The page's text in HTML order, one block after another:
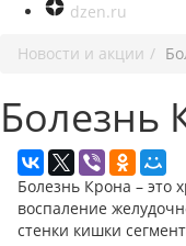
dzen.ru
Новости и акции
Болезнь
Болезнь Крона – это
воспаление
стенки кишки